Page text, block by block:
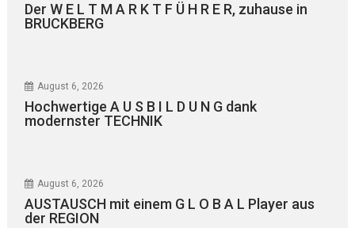
Der W E L T M A R K T F Ü H R E R, zuhause in
BRUCKBERG
August 6, 2026
Hochwertige A U S B I L D U N G dank
modernster TECHNIK
August 6, 2026
AUSTAUSCH mit einem G L O B A L Player aus
der REGION